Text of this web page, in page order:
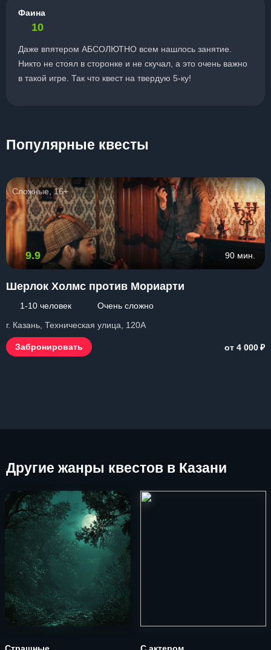
Фаина
10
Даже впятером АБСОЛЮТНО всем нашлось занятие.
Никто не стоял в сторонке и не скучал, а это очень важно
в такой игре. Так что квест на твердую 5-ку!
Популярные квесты
Сложные, 16+
9.9 90 мин.
Шерлок Холмс против Мориарти
1-10 человек
Очень сложно
г. Казань, Техническая улица, 120А
Забронировать от 4 000₽
Другие жанры квестов в Казани